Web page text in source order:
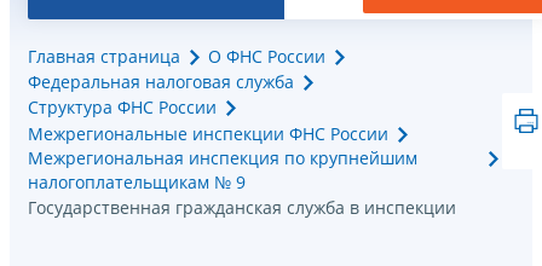
Главная страница
О ФНС России
Федеральная налоговая служба
Структура ФНС России
Межрегиональные инспекции ФНС России
Межрегиональная инспекция по крупнейшим
налогоплательщикам № 9
Государственная гражданская служба в инспекции